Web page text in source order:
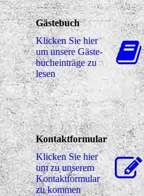
Gästebuch
Klicken Sie hier
um unsere Gäs­te­
buch­ein­trä­ge zu
lesen
Kontaktformular
Klicken Sie hier
um zu unserem
Kon­takt­for­mu­lar
zu kommen